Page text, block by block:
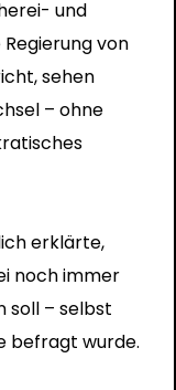
und
von
sehen
– ohne
erklärte,
noch immer
soll – selbst
befragt wurde.